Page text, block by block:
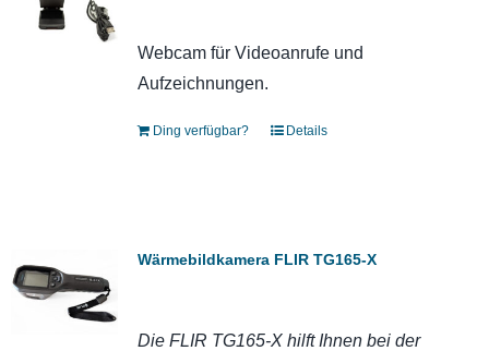
Webcam für Videoanrufe und
Aufzeichnungen.
Ding verfügbar? Details
Wärmebildkamera FLIR TG165-X
Die FLIR TG165-X hilft Ihnen bei der